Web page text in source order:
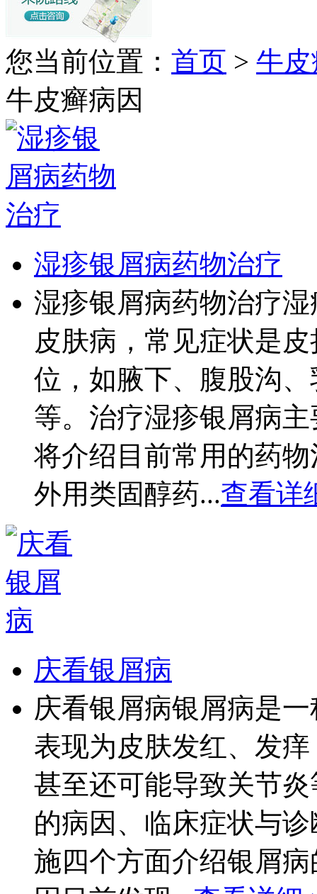
您当前位置： 首页 > 牛
牛皮癣病因
湿疹银屑病药物治疗
湿疹银屑病药物治疗
皮肤病，常见症状是
位，如腋下、腹股沟
等。治疗湿疹银屑病
将介绍目前常用的药
外用类固醇药...查看详
庆看银屑病
庆看银屑病银屑病是
表现为皮肤发红、发
甚至还可能导致关节
的病因、临床症状与
施四个方面介绍银屑